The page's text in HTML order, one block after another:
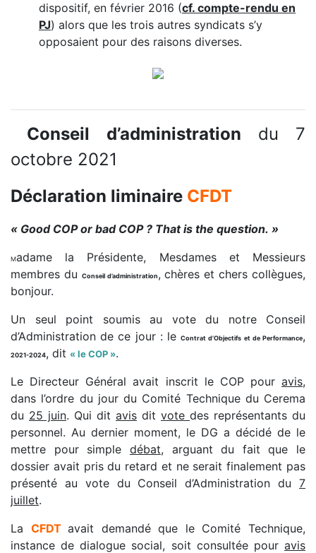
dispositif, en février 2016 (cf. compte-rendu en
PJ) alors que les trois autres syndicats s’y
opposaient pour des raisons diverses.
Conseil d’administration du 7
octobre 2021
Déclaration liminaire CFDT
« Good COP or bad COP ? That is the question. »
Madame la Présidente, Mesdames et Messieurs
membres du
Conseil d’administration, chères et chers collègues,
bonjour.
Un seul point soumis au vote du notre Conseil
d’Administration de ce jour : leContrat d’Objectifs et de Performance,
2021-2024, dit «le COP ».
Le Directeur Général avait inscrit le COP pour avis,
dans l’ordre du jour du Comité Technique du Cerema
du 25 juin. Qui dit avis dit vote des représentants du
personnel. Au dernier moment, le DG a décidé de le
mettre pour simple débat, arguant du fait que le
dossier avait pris du retard et ne serait finalement pas
présenté au vote du Conseil d’Administration du 7
juillet.
La CFDTavait demandé que le Comité Technique,
instance de dialogue social, soit consultée pour avis